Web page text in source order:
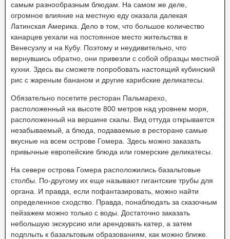
самым разнообразным блюдам. На самом же деле,
огромное влияние на местную еду оказала далекая
Латинская Америка. Дело в том, что большое количество
канарцев уехали на постоянное место жительства в
Венесуэлу и на Кубу. Поэтому и неудивительно, что
вернувшись обратно, они привезли с собой образцы местной
кухни. Здесь вы сможете попробовать настоящий кубинский
рис с жареным бананом и другие карибские деликатесы.
Обязательно посетите ресторан Пальмарехо,
расположенный на высоте 800 метров над уровнем моря,
расположенный на вершине скалы. Вид оттуда открывается
незабываемый, а блюда, подаваемые в ресторане самые
вкусные на всем острове Гомера. Здесь можно заказать
привычные европейские блюда или гомерские деликатесы.
На севере острова Гомера расположились базальтовые
столбы. По-другому их еще называют гигантские трубы для
органа. И правда, если пофантазировать, можно найти
определенное сходство. Правда, понаблюдать за сказочным
пейзажем можно только с воды. Достаточно заказать
небольшую экскурсию или арендовать катер, а затем
подплыть к базальтовым образованиям, как можно ближе.